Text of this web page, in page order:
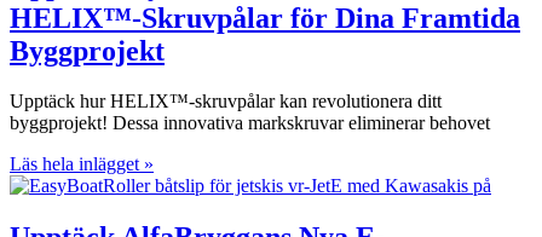
HELIX™-Skruvpålar för Dina Framtida
Byggprojekt
Upptäck hur HELIX™-skruvpålar kan revolutionera ditt
byggprojekt! Dessa innovativa markskruvar eliminerar behovet
Läs hela inlägget »